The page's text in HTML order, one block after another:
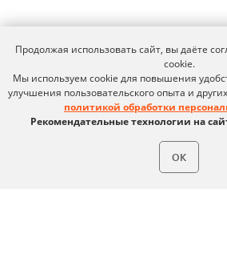
Продолжая использовать сайт, вы даёте
cookie.
Мы используем cookie для повышения
улучшения пользовательского опыта и
политикой обработки
Рекомендательные технологии на
ОК